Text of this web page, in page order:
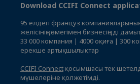
Download CCIFI Connect
95 елдегі француз
желісінің көмегімен бизнесіңізді
33 000 компания | 4000 оқиға | 300
ерекше артықшылықтар
CCIFI Connect қосымшасы тек
мүшелеріне қолжетімді.